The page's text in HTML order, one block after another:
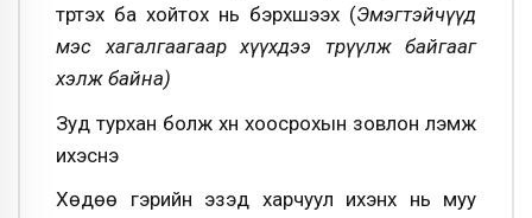
түүртэх ба хойтох нь бэрхшээх (Эмэгтэйчүүд
мэс хагалгаагаар хүүхдээ төрүүлж байгааг
хэлж байна)
Зуд турхан болж хүн хоосрохын зовлон үлэмж
ихэснэ
Хөдөө гэрийн эзэд харчуул ихэнх нь муу